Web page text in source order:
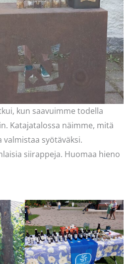
kun saavuimme todella
Katajatalossa näimme, mitä
valmistaa syötäväksi.
siirappeja. Huomaa hieno